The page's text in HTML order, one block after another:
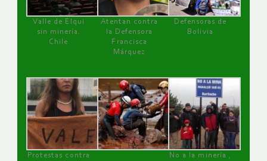
Valle de Elqui
sin minería.
Chile
Atentan contra
la Defensora
Francisca
Márquez
Defensoras de
Bolivia
Protestas contra
No a la minería ,